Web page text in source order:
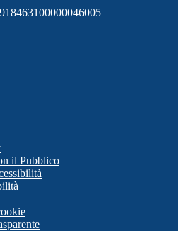
il Pubblico